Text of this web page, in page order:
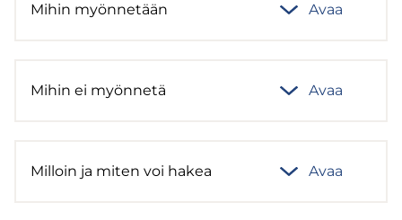
Mihin myön­ne­tään Avaa
Mihin ei myön­ne­tä Avaa
Mil­loin ja miten voi hakea Avaa